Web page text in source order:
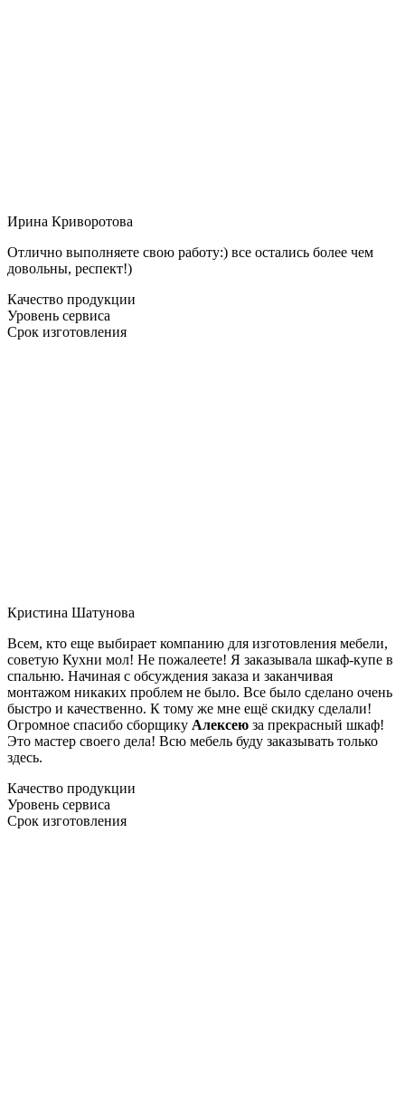
Ирина Криворотова
Отлично выполняете свою работу:) все остались более чем
довольны, респект!)
Качество продукции
Уровень сервиса
Срок изготовления
Кристина Шатунова
Всем, кто еще выбирает компанию для изготовления мебели,
советую Кухни мол! Не пожалеете! Я заказывала шкаф-купе в
спальню. Начиная с обсуждения заказа и заканчивая
монтажом никаких проблем не было. Все было сделано очень
быстро и качественно. К тому же мне ещё скидку сделали!
Огромное спасибо сборщику Алексею за прекрасный шкаф!
Это мастер своего дела! Всю мебель буду заказывать только
здесь.
Качество продукции
Уровень сервиса
Срок изготовления